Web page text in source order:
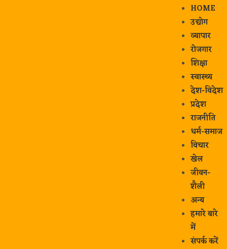
HOME
उद्योग
व्यापार
रोजगार
शिक्षा
स्वास्थ्य
देश-विदेश
प्रदेश
राजनीति
धर्म-समाज
विचार
खेल
जीवन-
शैली
अन्य
हमारे बारे
में
संपर्क करें